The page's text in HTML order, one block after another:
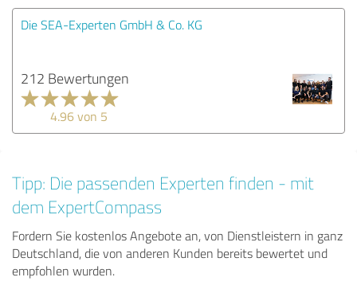
Die SEA-Experten GmbH & Co. KG
212 Bewertungen
4.96 von 5
Tipp: Die passenden Experten finden - mit
dem ExpertCompass
Fordern Sie kostenlos Angebote an, von Dienstleistern in ganz
Deutschland, die von anderen Kunden bereits bewertet und
empfohlen wurden.